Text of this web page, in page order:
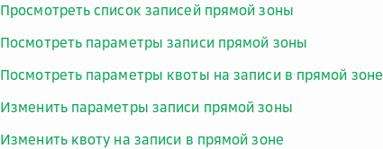
Просмотреть список записей прямой зоны
Посмотреть параметры записи прямой зоны
Посмотреть параметры квоты на записи в прямой зоне
Изменить параметры записи прямой зоны
Изменить квоту на записи в прямой зоне